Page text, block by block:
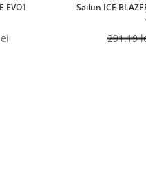
EVO1
Prețul
Sailun ICE
291.19